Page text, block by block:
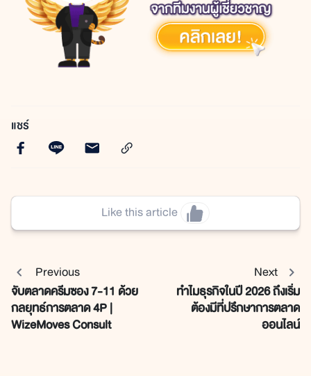
แชร์
Like this article
Previous
จับตลาดครีมซอง 7-11 ด้วย
กลยุทธ์การตลาด 4P |
WizeMoves Consult
Next
ทำไมธุรกิจในปี 2026 ถึงเริ่ม
ต้องมีที่ปรึกษาการตลาด
ออนไลน์